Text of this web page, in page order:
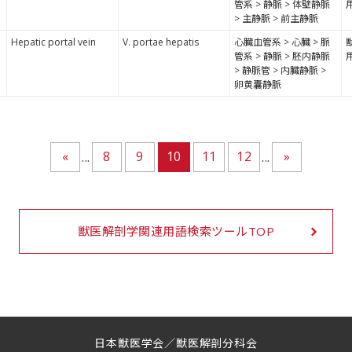
管系 > 静脈 > 体壁静脈
> 主静脈 > 前主静脈
Hepatic portal vein V. portae hepatis
心臓血管系 > 心臓 > 脈
管系 > 静脈 > 胚内静脈
> 静脈管 > 内臓静脈 >
卵黄囊静脈
« ... 8 9 10 11 12 ... »
獣医解剖学関連用語検索ツールTOP
日本獣医学会／獣医解剖分科会